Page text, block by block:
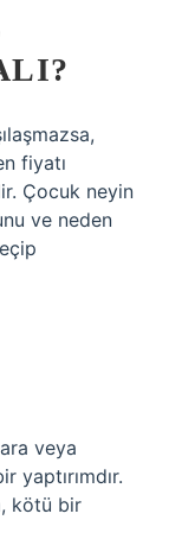
fiyatı
Çocuk neyin
ve neden
veya
yaptırımdır.
kötü bir